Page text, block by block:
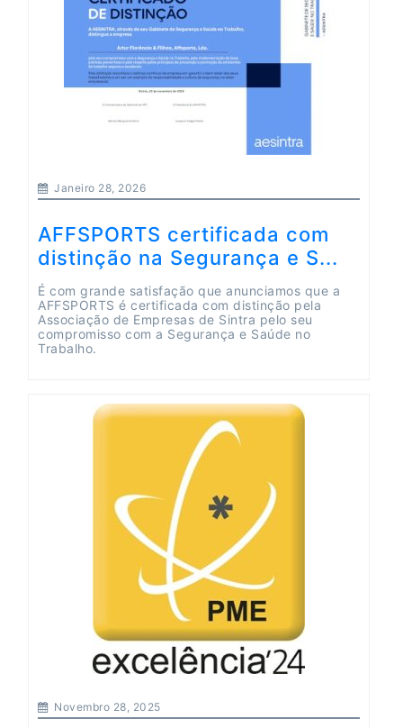
Janeiro 28, 2026
AFFSPORTS certificada com
distinção na Segurança e S...
É com grande satisfação que anunciamos que a
AFFSPORTS é certificada com distinção pela
Associação de Empresas de Sintra pelo seu
compromisso com a Segurança e Saúde no
Trabalho.
Novembro 28, 2025